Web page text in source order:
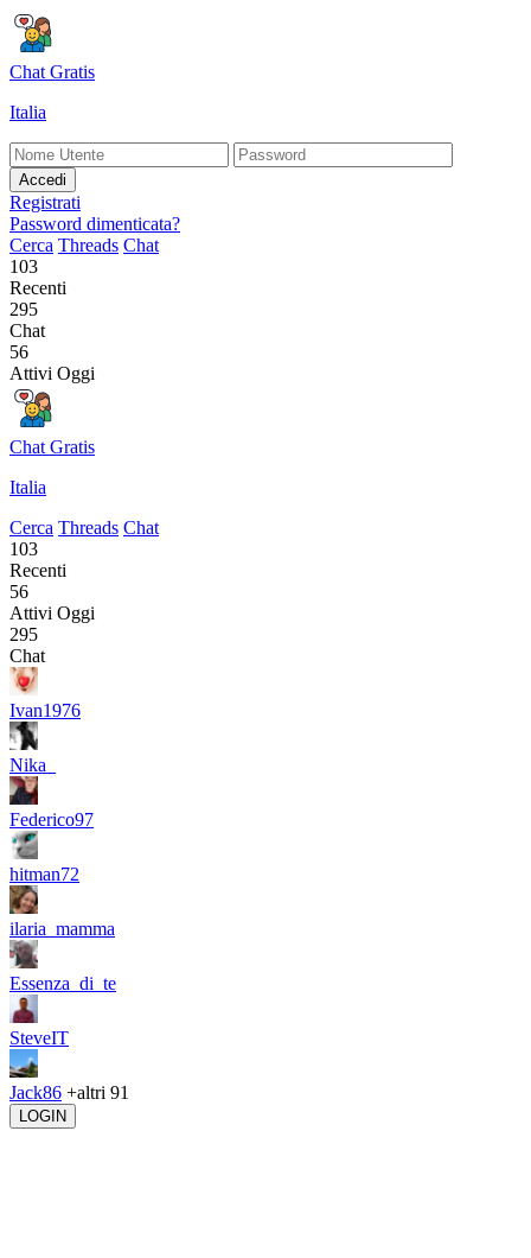
Chat Gratis
Italia
Accedi
Registrati
Password dimenticata?
Cerca Threads Chat
103
Recenti
295
Chat
56
Attivi Oggi
Chat Gratis
Italia
Cerca Threads Chat
103
Recenti
56
Attivi Oggi
295
Chat
Ivan1976
Nika_
Federico97
hitman72
ilaria_mamma
Essenza_di_te
SteveIT
Jack86 +altri 91
LOGIN